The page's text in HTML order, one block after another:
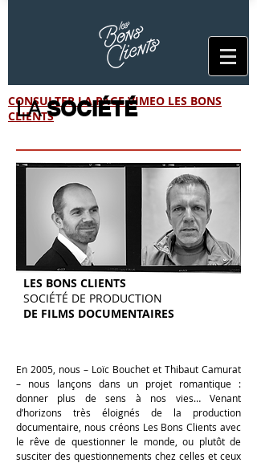
CONSULTER LA PAGE VIMEO LES BONS
CLIENTS
LASOCIÉTÉ
LES BONS CLIENTS
SOCIÉTÉ DE PRODUCTION
DE FILMS DOCUMENTAIRES
En 2005, nous – Loïc Bouchet et Thibaut Camurat
– nous lançons dans un projet romantique :
donner plus de sens à nos vies… Venant
d’horizons très éloignés de la production
documentaire, nous créons Les Bons Clients avec
le rêve de questionner le monde, ou plutôt de
susciter des questionnements chez celles et ceux